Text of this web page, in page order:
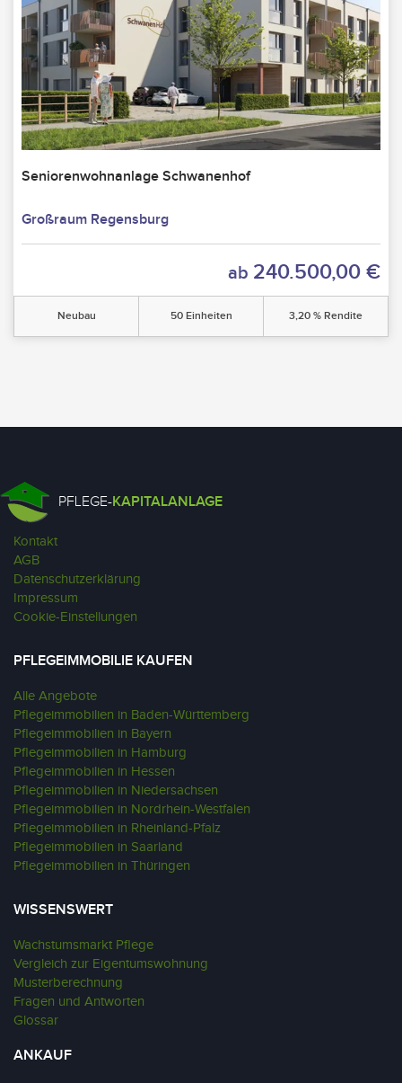
Seniorenwohnanlage Schwanenhof
Großraum Regensburg
ab 240.500,00 €
Neubau 50 Einheiten 3,20 % Rendite
PFLEGE-KAPITALANLAGE
Kontakt
AGB
Datenschutzerklärung
Impressum
Cookie-Einstellungen
PFLEGEIMMOBILIE KAUFEN
Alle Angebote
Pflegeimmobilien in Baden-Württemberg
Pflegeimmobilien in Bayern
Pflegeimmobilien in Hamburg
Pflegeimmobilien in Hessen
Pflegeimmobilien in Niedersachsen
Pflegeimmobilien in Nordrhein-Westfalen
Pflegeimmobilien in Rheinland-Pfalz
Pflegeimmobilien in Saarland
Pflegeimmobilien in Thüringen
WISSENSWERT
Wachstumsmarkt Pflege
Vergleich zur Eigentumswohnung
Musterberechnung
Fragen und Antworten
Glossar
ANKAUF